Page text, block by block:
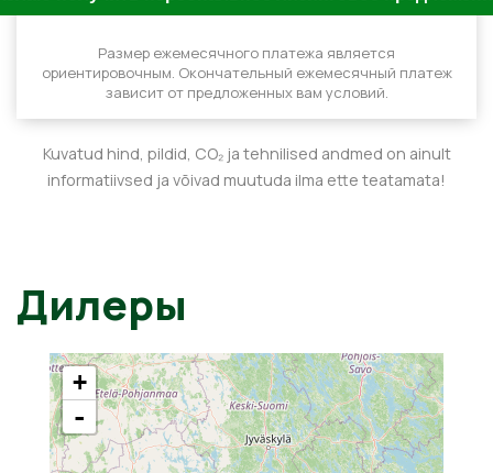
Размер ежемесячного платежа является
ориентировочным. Окончательный ежемесячный платеж
зависит от предложенных вам условий.
Kuvatud hind, pildid, CO₂ ja tehnilised andmed on ainult
informatiivsed ja võivad muutuda ilma ette teatamata!
Дилеры
+
-